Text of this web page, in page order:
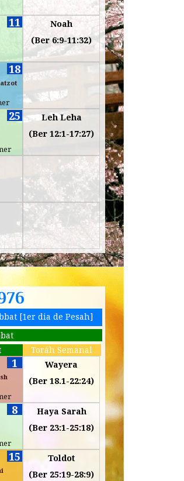
11
Noah
(Ber 6:9-11:32)
18
25
Leh Leha
(Ber 12:1-17:27)
[1er dia de Pesah]
Toráh Semanal
1
Wayera
(Ber 18.1-22:24)
8
Haya Sarah
(Ber 23:1-25:18)
15
Toldot
(Ber 25:19-28:9)